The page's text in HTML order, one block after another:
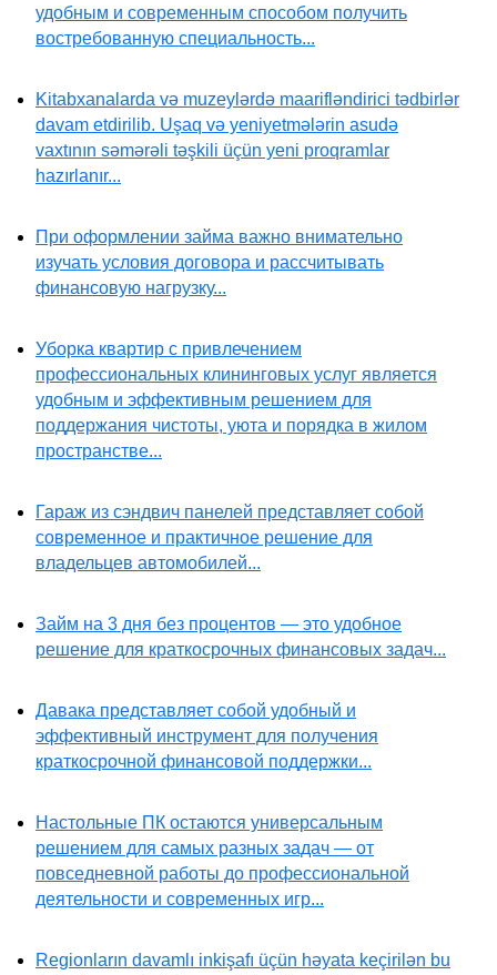
удобным и современным способом получить
востребованную специальность...
Kitabxanalarda və muzeylərdə maarifləndirici tədbirlər
davam etdirilib. Uşaq və yeniyetmələrin asudə
vaxtının səmərəli təşkili üçün yeni proqramlar
hazırlanır...
При оформлении займа важно внимательно
изучать условия договора и рассчитывать
финансовую нагрузку...
Уборка квартир с привлечением
профессиональных клининговых услуг является
удобным и эффективным решением для
поддержания чистоты, уюта и порядка в жилом
пространстве...
Гараж из сэндвич панелей представляет собой
современное и практичное решение для
владельцев автомобилей...
Займ на 3 дня без процентов — это удобное
решение для краткосрочных финансовых задач...
Давака представляет собой удобный и
эффективный инструмент для получения
краткосрочной финансовой поддержки...
Настольные ПК остаются универсальным
решением для самых разных задач — от
повседневной работы до профессиональной
деятельности и современных игр...
Regionların davamlı inkişafı üçün həyata keçirilən bu